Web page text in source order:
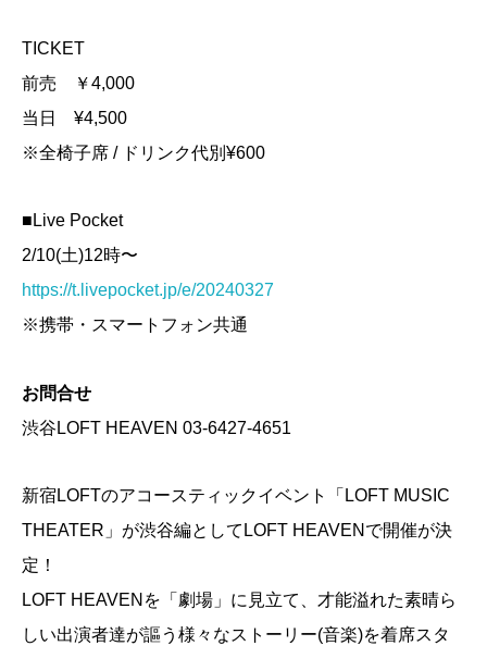
TICKET
前売 ￥4,000
当日 ¥4,500
※全椅子席 / ドリンク代別¥600
■Live Pocket
2/10(土)12時〜
https://t.livepocket.jp/e/20240327
※携帯・スマートフォン共通
お問合せ
渋谷LOFT HEAVEN 03-6427-4651
新宿LOFTのアコースティックイベント「LOFT MUSIC
THEATER」が渋谷編としてLOFT HEAVENで開催が決
定！
LOFT HEAVENを「劇場」に見立て、才能溢れた素晴ら
しい出演者達が謳う様々なストーリー(音楽)を着席スタ